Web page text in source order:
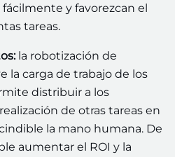
y favorezcan el
tareas.
la robotización de
la carga de trabajo de los
distribuir a los
de otras tareas en
la mano humana. De
aumentar el ROI y la